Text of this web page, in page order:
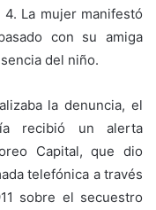
La mujer manifestó
con su amiga
del niño.
la denuncia, el
recibió un alerta
Capital, que dio
telefónica a través
sobre el secuestro